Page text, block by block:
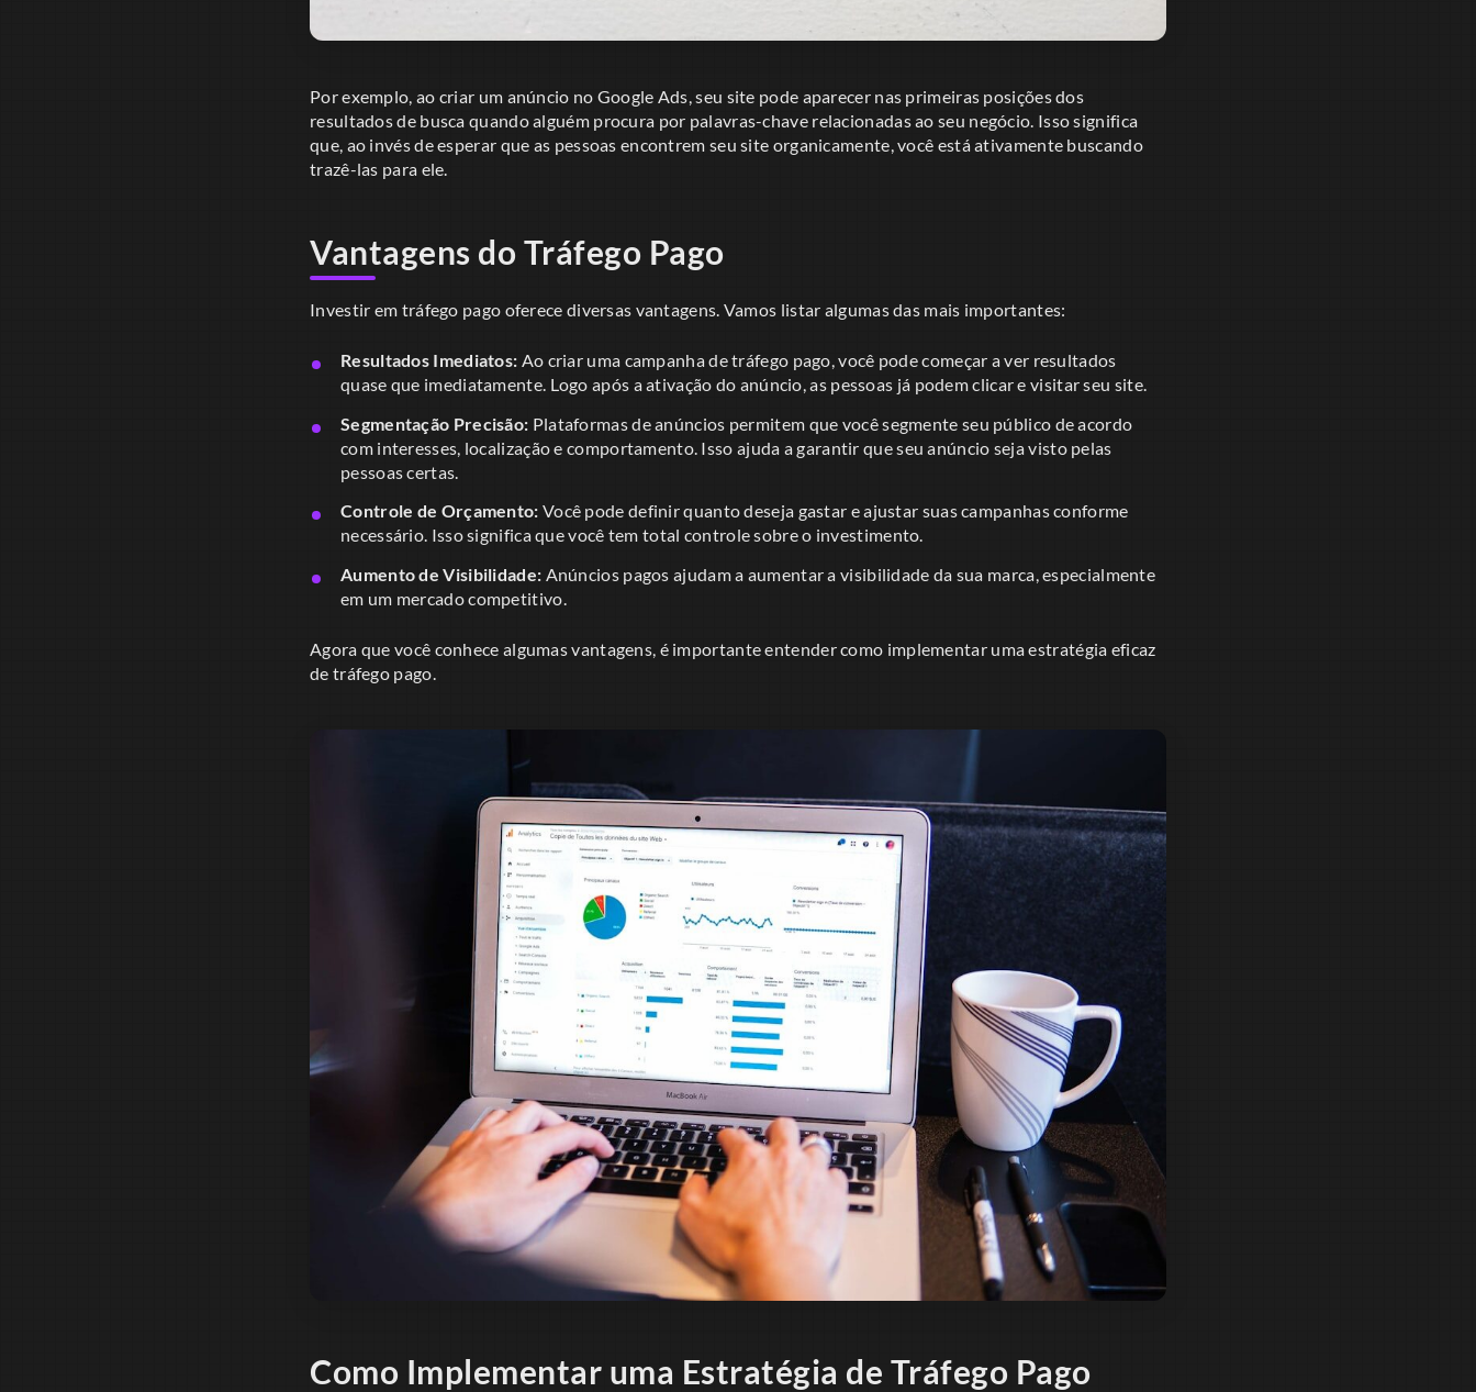
Por exemplo, ao criar um anúncio no Google Ads, seu site pode aparecer nas primeiras posições dos
resultados de busca quando alguém procura por palavras-chave relacionadas ao seu negócio. Isso significa
que, ao invés de esperar que as pessoas encontrem seu site organicamente, você está ativamente buscando
trazê-las para ele.
Vantagens do Tráfego Pago
Investir em tráfego pago oferece diversas vantagens. Vamos listar algumas das mais importantes:
Resultados Imediatos: Ao criar uma campanha de tráfego pago, você pode começar a ver resultados
quase que imediatamente. Logo após a ativação do anúncio, as pessoas já podem clicar e visitar seu site.
Segmentação Precisão: Plataformas de anúncios permitem que você segmente seu público de acordo
com interesses, localização e comportamento. Isso ajuda a garantir que seu anúncio seja visto pelas
pessoas certas.
Controle de Orçamento: Você pode definir quanto deseja gastar e ajustar suas campanhas conforme
necessário. Isso significa que você tem total controle sobre o investimento.
Aumento de Visibilidade: Anúncios pagos ajudam a aumentar a visibilidade da sua marca, especialmente
em um mercado competitivo.
Agora que você conhece algumas vantagens, é importante entender como implementar uma estratégia eficaz
de tráfego pago.
Como Implementar uma Estratégia de Tráfego Pago